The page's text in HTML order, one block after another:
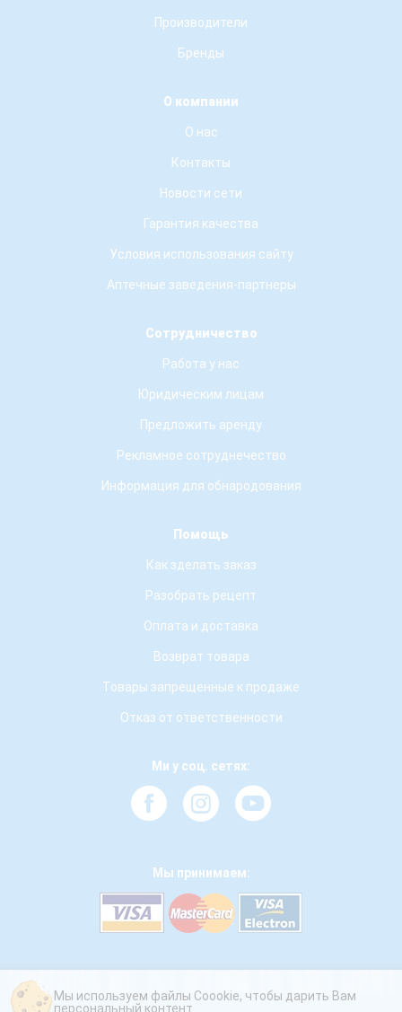
Производители
Бренды
О компании
О нас
Контакты
Новости сети
Гарантия качества
Условия использования сайту
Аптечные заведения-партнеры
Сотрудничество
Работа у нас
Юридическим лицам
Предложить аренду
Рекламное сотруднечество
Информация для обнародования
Помощь
Как зделать заказ
Разобрать рецепт
Оплата и доставка
Возврат товара
Товары запрещенные к продаже
Отказ от ответственности
Ми у соц. сетях:
Мы принимаем:
Мы используем файлы Coookie, чтобы дарить Вам
персональный контент.